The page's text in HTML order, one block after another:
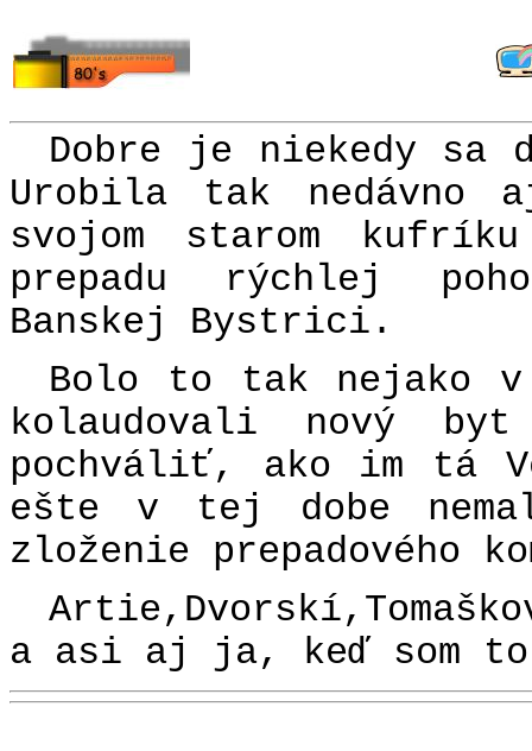
Dobre je niekedy sa
Urobila tak nedávno
svojom starom
prepadu rýchlej
Banskej Bystrici.
Bolo to tak nejako v
kolaudovali nový
pochváliť, ako im tá
ešte v tej dobe
zloženie prepadového
a asi aj ja, keď som